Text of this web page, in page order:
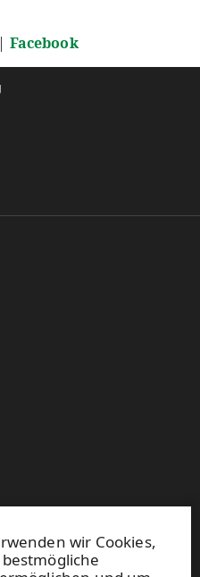
| Facebook
wir Cookies,